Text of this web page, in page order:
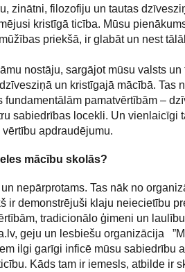
zinātni, filozofiju un tautas
kristīgā ticība. Mūsu
priekšā, ir glabāt un nest
nostāju, sargājot mūsu valsts un
un kristīgajā mācībā. Tas
pamatvērtībām –
sabiedrības locekli. Un vienlaicīgi
apdraudējumu.
mācību skolās?
nepārprotams. Tas nāk no
ir demonstrējuši klaju neiecietību
tradicionālo ģimeni un
geju un lesbiešu organizācija
ilgi garīgi inficē mūsu sabiedrību
Kāds tam ir iemesls, atbilde ir